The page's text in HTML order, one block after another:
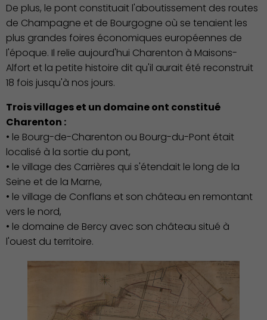
Démocratie locale
De plus, le pont constituait l'aboutissement des routes
de Champagne et de Bourgogne où se tenaient les
plus grandes foires économiques européennes de
l'époque. Il relie aujourd'hui Charenton à Maisons-
Alfort et la petite histoire dit qu'il aurait été reconstruit
18 fois jusqu'à nos jours.
Trois villages et un domaine ont constitué
Charenton :
• le Bourg-de-Charenton ou Bourg-du-Pont était
localisé à la sortie du pont,
• le village des Carrières qui s'étendait le long de la
Seine et de la Marne,
• le village de Conflans et son château en remontant
vers le nord,
• le domaine de Bercy avec son château situé à
l'ouest du territoire.